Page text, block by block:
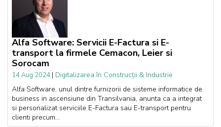
Alfa Software: Servicii E-Factura si E-
transport la firmele Cemacon, Leier si
Sorocam
14 Aug 2024 | Digitalizarea în Construcții & Industrie
Alfa Software, unul dintre furnizorii de sisteme informatice de
business in ascensiune din Transilvania, anunta ca a integrat
si personalizat serviciile E-Factura sau E-transport pentru
clienti precum...